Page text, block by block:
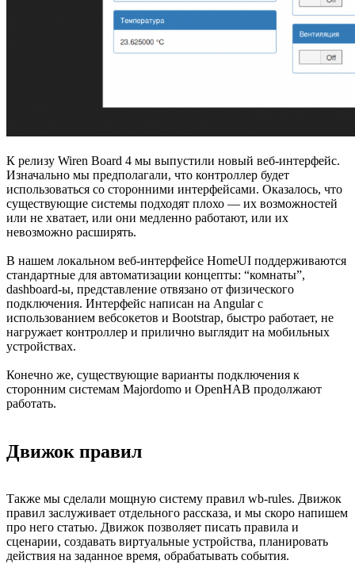
К релизу Wiren Board 4 мы выпустили новый веб-интерфейс.
Изначально мы предполагали, что контроллер будет
использоваться со сторонними интерфейсами. Оказалось, что
существующие системы подходят плохо — их возможностей
или не хватает, или они медленно работают, или их
невозможно расширять.
В нашем локальном веб-интерфейсе HomeUI поддерживаются
стандартные для автоматизации концепты: “комнаты”,
dashboard-ы, представление отвязано от физического
подключения. Интерфейс написан на Angular с
использованием вебсокетов и Bootstrap, быстро работает, не
нагружает контроллер и прилично выглядит на мобильных
устройствах.
Конечно же, существующие варианты подключения к
сторонним системам Majordomo и OpenHAB продолжают
работать.
Движок правил
Также мы сделали мощную систему правил wb-rules. Движок
правил заслуживает отдельного рассказа, и мы скоро напишем
про него статью. Движок позволяет писать правила и
сценарии, создавать виртуальные устройства, планировать
действия на заданное время, обрабатывать события.